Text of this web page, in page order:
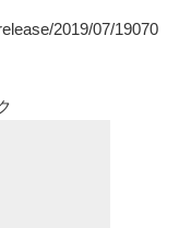
2019/07/19070